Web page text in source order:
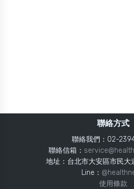
聯絡方式
聯絡我們：02-
聯絡信箱：
地址：台北市大安區市民大
Line：
使用條款